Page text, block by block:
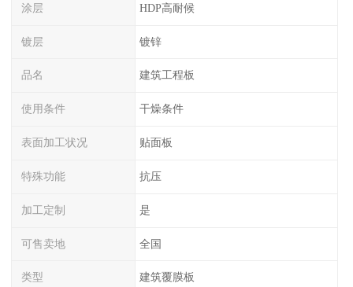
涂层 HDP高耐候
镀层 镀锌
品名 建筑工程板
使用条件 干燥条件
表面加工状况 贴面板
特殊功能 抗压
加工定制 是
可售卖地 全国
类型 建筑覆膜板